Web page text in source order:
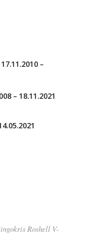
–
– 18.11.2021
Roshell V-